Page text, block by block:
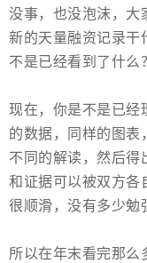
没事，也没泡沫，大
新的天量融资记录干
不是已经看到了什么？
现在，你是不是已经
的数据，同样的图表
不同的解读，然后得
和证据可以被双方各
很顺滑，没有多少勉
所以在年末看完那么